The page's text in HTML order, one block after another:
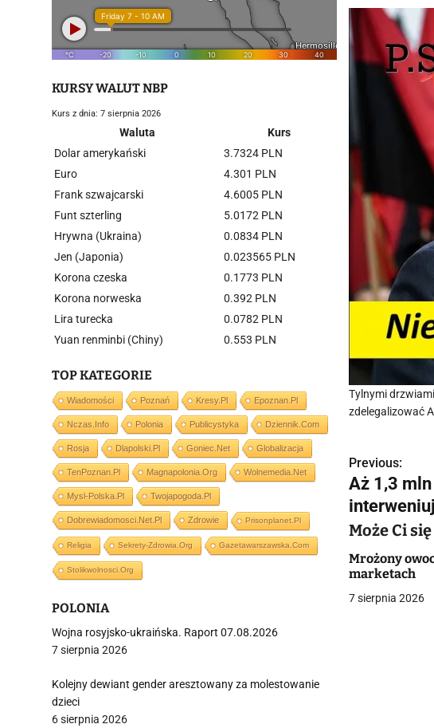
Tylnymi
zdelegalizować
N
a
w
i
g
Previous:
Aż 1,3 mln
Może Ci
Mrożony
marketach
7 sierpnia 2026
KURSY WALUT NBP
Kurs z dnia: 7 sierpnia 2026
Waluta
Kurs
Dolar amerykański
3.7324 PLN
Euro
4.301 PLN
Frank szwajcarski
4.6005 PLN
Funt szterling
5.0172 PLN
Hrywna (Ukraina)
0.0834 PLN
Jen (Japonia)
0.023565 PLN
Korona czeska
0.1773 PLN
Korona norweska
0.392 PLN
Lira turecka
0.0782 PLN
Yuan renminbi (Chiny)
0.553 PLN
TOP KATEGORIE
Wiadomości Poznań Kresy.pl Epoznan.pl
Nczas.info Polonia Publicystyka Dziennik.com
Rosja Dlapolski.pl Goniec.net Globalizacja
TenPoznan.pl Magnapolonia.org Wolnemedia.net
Mysl-Polska.pl Twojapogoda.pl
Dobrewiadomosci.net.pl Zdrowie Prisonplanet.pl
Religia Sekrety-Zdrowia.org Gazetawarszawska.com
Stolikwolnosci.org
POLONIA
Wojna rosyjsko-ukraińska. Raport 07.08.2026
7 sierpnia 2026
Kolejny dewiant gender aresztowany za molestowanie
dzieci
6 sierpnia 2026